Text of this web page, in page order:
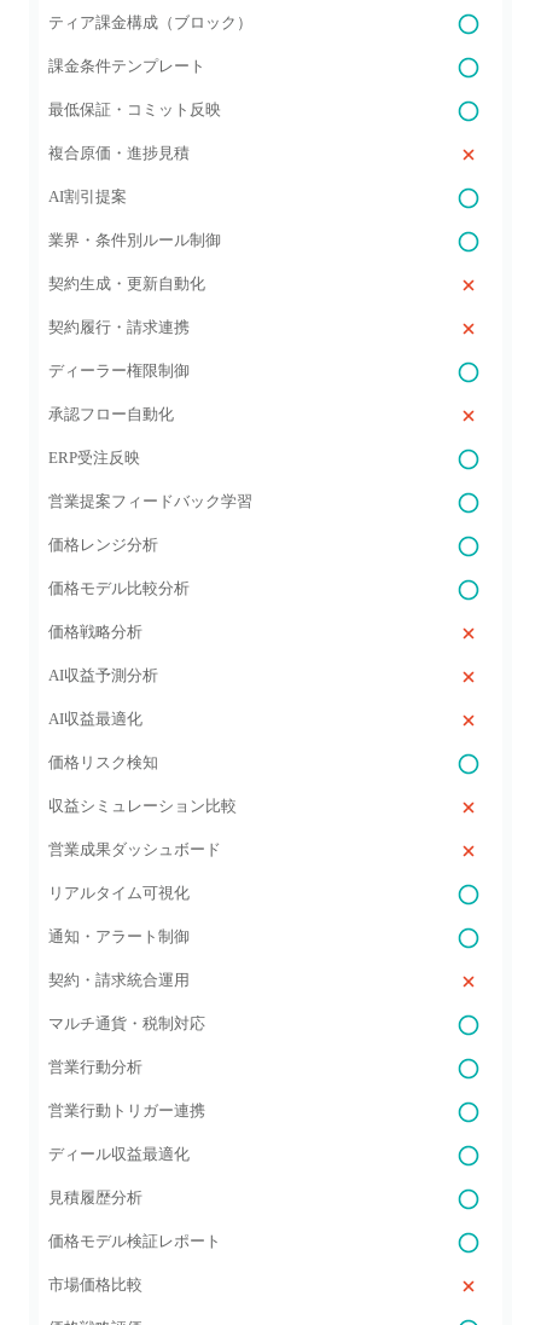
ティア課金構成（ブロック）
課金条件テンプレート
最低保証・コミット反映
複合原価・進捗見積
AI割引提案
業界・条件別ルール制御
契約生成・更新自動化
契約履行・請求連携
ディーラー権限制御
承認フロー自動化
ERP受注反映
営業提案フィードバック学習
価格レンジ分析
価格モデル比較分析
価格戦略分析
AI収益予測分析
AI収益最適化
価格リスク検知
収益シミュレーション比較
営業成果ダッシュボード
リアルタイム可視化
通知・アラート制御
契約・請求統合運用
マルチ通貨・税制対応
営業行動分析
営業行動トリガー連携
ディール収益最適化
見積履歴分析
価格モデル検証レポート
市場価格比較